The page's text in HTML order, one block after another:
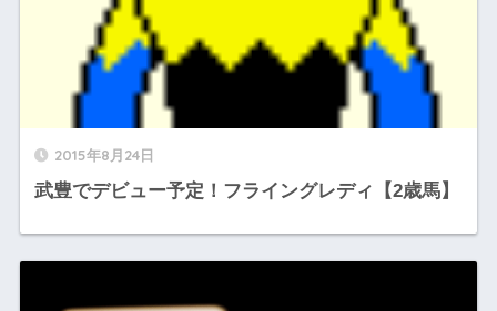
2015年8月24日
武豊でデビュー予定！フライングレディ【2歳馬】